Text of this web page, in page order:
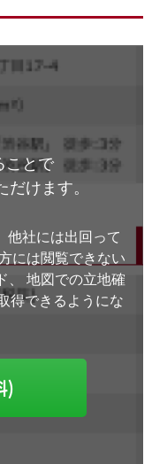
ことで
けます。
他社には出回って
には閲覧できない
地図での立地確
得できるようにな
)